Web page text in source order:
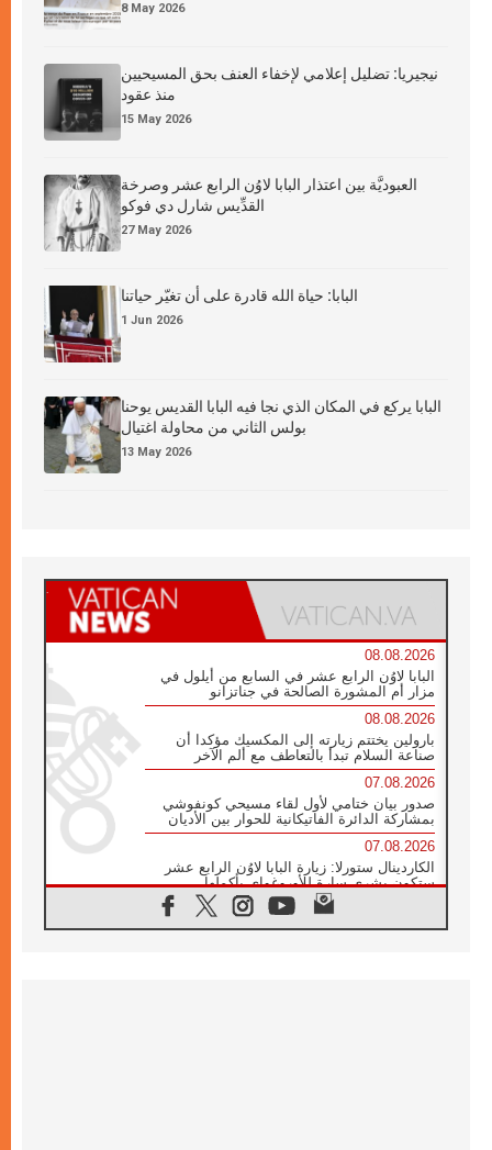
8 May 2026
نيجيريا: تضليل إعلامي لإخفاء العنف بحق المسيحيين
منذ عقود
15 May 2026
العبوديَّة بين اعتذار البابا لاوُن الرابع عشر وصرخة
القدِّيس شارل دي فوكو
27 May 2026
البابا: حياة الله قادرة على أن تغيّر حياتنا
1 Jun 2026
البابا يركع في المكان الذي نجا فيه البابا القديس يوحنا
بولس الثاني من محاولة اغتيال
13 May 2026
08.08.2026
البابا لاوُن الرابع عشر في السابع من أيلول في
مزار أم المشورة الصالحة في جناتزانو
08.08.2026
بارولين يختتم زيارته إلى المكسيك مؤكدا أن
صناعة السلام تبدأ بالتعاطف مع ألم الآخر
07.08.2026
صدور بيان ختامي لأول لقاء مسيحي كونفوشي
بمشاركة الدائرة الفاتيكانية للحوار بين الأديان
07.08.2026
الكاردينال ستورلا: زيارة البابا لاوُن الرابع عشر
ستكون بشرى سارة للأوروغواي بأكملها
الفاتيكان يعلن برنامج الزيارة الرسولية للبابا لاوُن